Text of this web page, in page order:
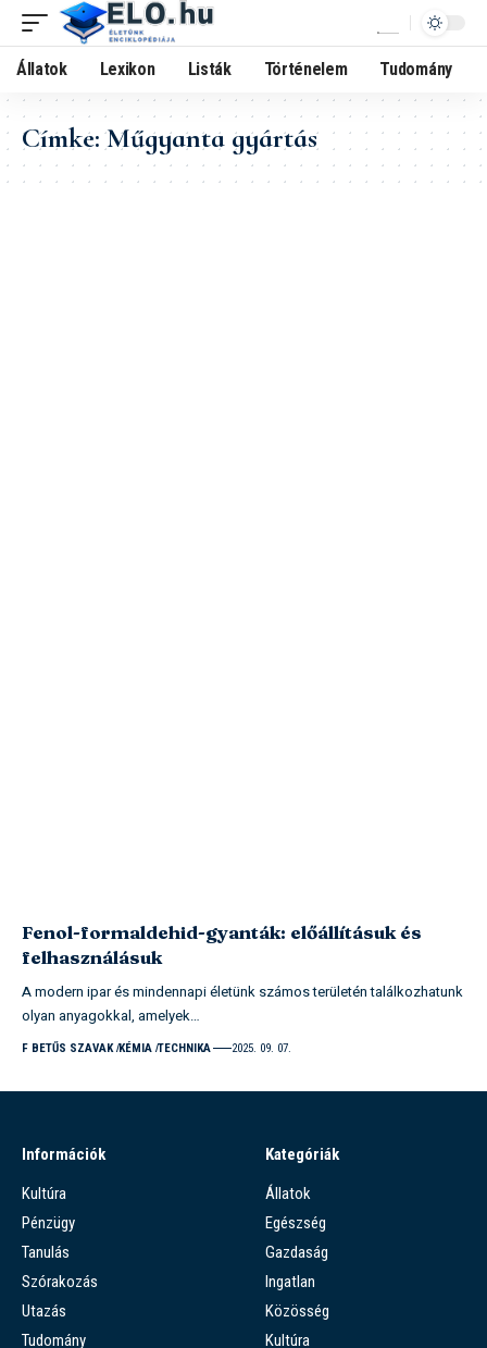
Állatok Lexikon Listák Történelem Tudomány
Címke:Műgyanta gyártás
Fenol-formaldehid-gyanták: előállításuk és
felhasználásuk
A modern ipar és mindennapi életünk számos területén találkozhatunk
olyan anyagokkal, amelyek…
F BETŰS SZAVAK KÉMIA TECHNIKA 2025. 09. 07.
Információk
Kultúra
Pénzügy
Tanulás
Szórakozás
Utazás
Tudomány
Kategóriák
Állatok
Egészség
Gazdaság
Ingatlan
Közösség
Kultúra